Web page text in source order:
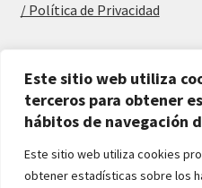
Este sitio web utiliza
terceros para obtener
hábitos de navegación
Este sitio web utiliza cookies
obtener estadísticas sobre los
/ Política de Privacidad
Alfombras baratas
Procedencia de las alfombras